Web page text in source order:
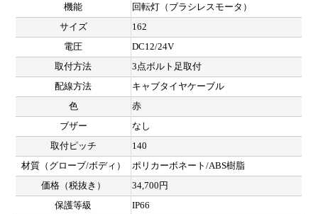
機能
回転灯（ブラシレスモータ）
サイズ
162
電圧
DC12/24V
取付方法
3点ボルト足取付
配線方法
キャブタイヤケーブル
色
赤
ブザー
なし
取付ピッチ
140
材質（グローブ/ボディ）
ポリカーボネート/ABS樹脂
価格（税抜き）
34,700円
保護等級
IP66